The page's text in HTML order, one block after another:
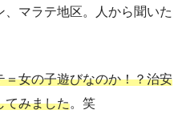
マラテ地区。人から聞いた
＝女の子遊びなのか！？治安
てみました。笑